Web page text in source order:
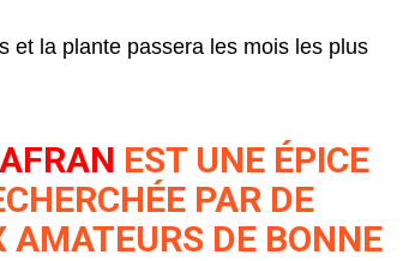
et la plante passera les mois les plus
EST UNE ÉPICE
PAR DE
AMATEURS DE BONNE